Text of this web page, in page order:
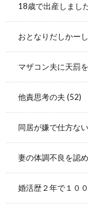
18歳で出産しまし
おとなりだしかー
マザコン夫に天罰を
他責思考の夫 (52)
同居が嫌で仕方ない
妻の体調不良を認
婚活歴２年で１０